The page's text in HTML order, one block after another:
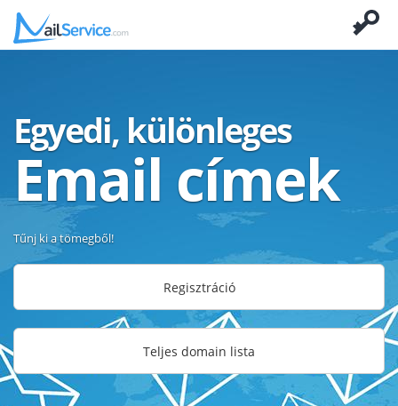
Egyedi, különleges
Email címek
Tűnj ki a tömegből!
Regisztráció
Teljes domain lista